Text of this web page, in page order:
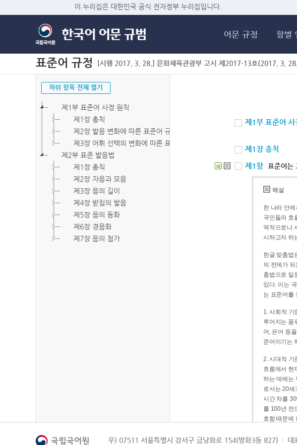
이 누리집은 대한민국 공식 전자정부 누리집입니다.
어문 규정 항별
표준어 규정 [시행 2017. 3. 28.] 문화체육관광부 고시 제2017-13호(2017. 3.
하위 항목 전체 열기
제1부 표준어 사정 원칙
제1장 총칙
제2장 발음 변화에 따른 표준어 규정
제3장 어휘 선택의 변화에 따른 표준어 규정
제2부 표준 발음법
제1장 총칙
제2장 자음과 모음
제3장 음의 길이
제4장 받침의 발음
제5장 음의 동화
제6장 경음화
제7장 음의 첨가
제1부 표준어 사
제1장 총칙
북 제1항 표준어는
해설
한 나라 안
국민들의 효
역적으로나
시하고자 하
한글 맞춤법
의 전제가
춤법으로 일
있다. 이는
는 표준어를
1. 사회적 기
루어지는 품
어, 은어 등
준어이기는
2. 시대적 기
흐름에서 현
하는 데에는
로서는 20세
시간 차를
를 100년 전
호함 때문에
3. 지역적
우) 07511 서울특별시 강서구 금낭화로 154(방화3동 827) 대